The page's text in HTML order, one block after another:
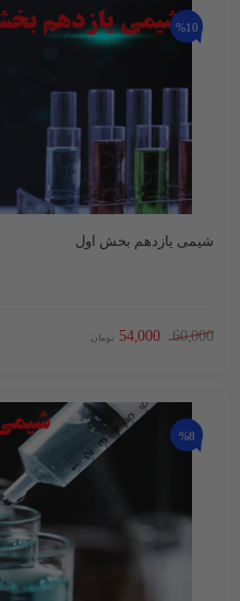
%10
شیمی یازدهم بخش اول
60,000
54,000 تومان
%8